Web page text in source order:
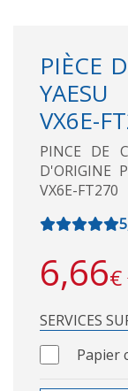
PIÈCE
VX6E-
PINCE DE
D'ORIGINE
VX6E-FT270
6,66€
SERVICES
Papier